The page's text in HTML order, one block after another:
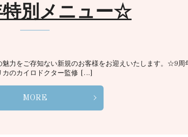
別メニュー☆
魅力をご存知ない新規のお客様をお迎えいたします。☆9
カのカイロドクター監修 […]
MORE